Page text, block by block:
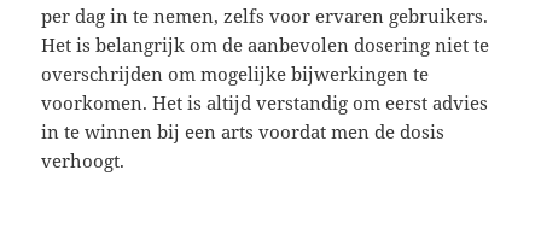
per dag in te nemen, zelfs voor ervaren gebruikers.
Het is belangrijk om de aanbevolen dosering niet te
overschrijden om mogelijke bijwerkingen te
voorkomen. Het is altijd verstandig om eerst advies
in te winnen bij een arts voordat men de dosis
verhoogt.